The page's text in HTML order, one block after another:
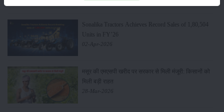
Sonalika Tractors Achieves Record Sales of 1,80,504
Units in FY’26
02-Apr-2026
मसूर की एमएसपी खरीद पर सरकार से मिली मंजूरी: किसानों को
मिली बड़ी राहत
28-Mar-2026